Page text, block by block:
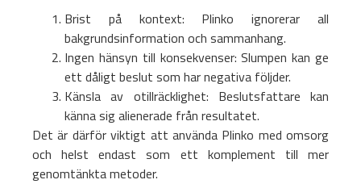
Brist på kontext: Plinko ignorerar all
bakgrundsinformation och sammanhang.
Ingen hänsyn till konsekvenser: Slumpen kan ge
ett dåligt beslut som har negativa följder.
Känsla av otillräcklighet: Beslutsfattare kan
känna sig alienerade från resultatet.
Det är därför viktigt att använda Plinko med omsorg
och helst endast som ett komplement till mer
genomtänkta metoder.